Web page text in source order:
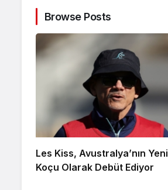
Browse Posts
Les Kiss, Avustralya’nın Yeni
Koçu Olarak Debüt Ediyor